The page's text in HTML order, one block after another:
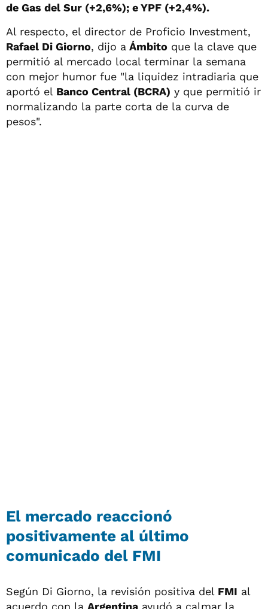
de Gas del Sur (+2,6%); e YPF (+2,4%).
Al respecto, el director de Proficio Investment,
Rafael Di Giorno, dijo a Ámbito que la clave que
permitió al mercado local terminar la semana
con mejor humor fue "la liquidez intradiaria que
aportó el Banco Central (BCRA) y que permitió ir
normalizando la parte corta de la curva de
pesos".
El mercado reaccionó
positivamente al último
comunicado del FMI
Según Di Giorno, la revisión positiva del FMI al
acuerdo con la Argentina ayudó a calmar la